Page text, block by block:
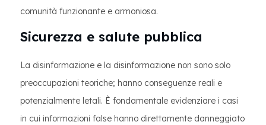
comunità funzionante e armoniosa.
Sicurezza e salute pubblica
La disinformazione e la disinformazione non sono solo
preoccupazioni teoriche; hanno conseguenze reali e
potenzialmente letali. È fondamentale evidenziare i casi
in cui informazioni false hanno direttamente danneggiato